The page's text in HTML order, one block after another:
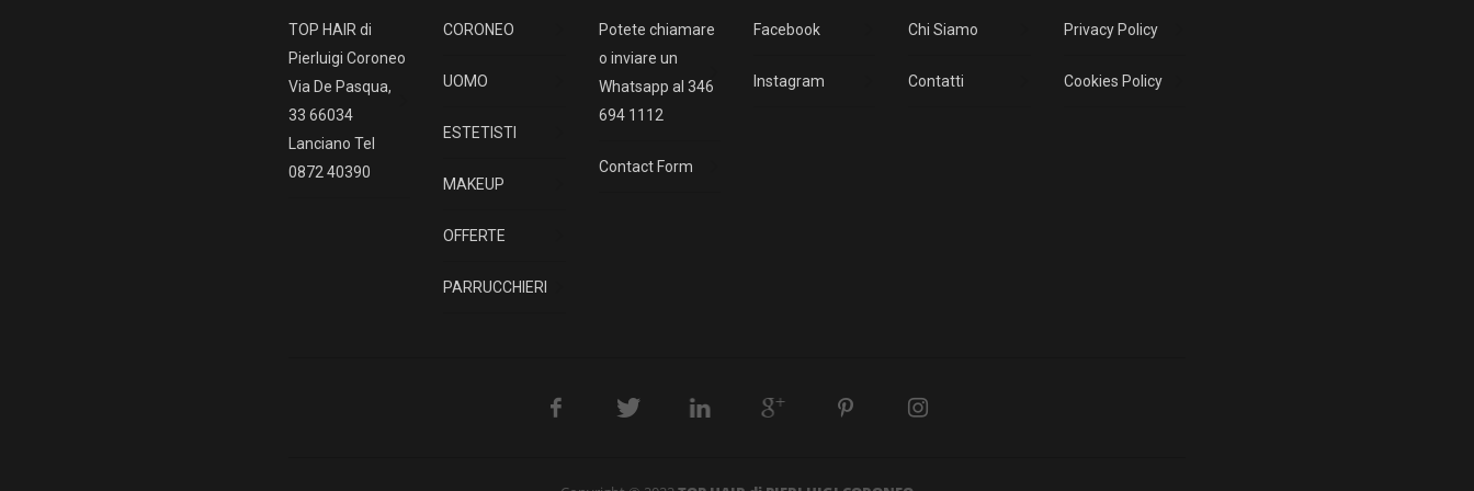
TOP HAIR di
Pierluigi Coroneo
Via De Pasqua,
33 66034
Lanciano Tel
0872 40390
CORONEO
UOMO
ESTETISTI
MAKEUP
OFFERTE
PARRUCCHIERI
Potete chiamare
o inviare un
Whatsapp al 346
694 1112
Contact Form
Facebook
Instagram
Chi Siamo
Contatti
Privacy Policy
Cookies Policy